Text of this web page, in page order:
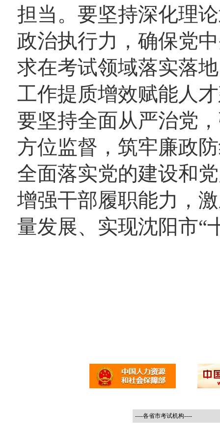
担当。要坚持深化理
政治执行力，确保党
求在考试领域落实落
工作提质增效赋能人
要坚持全面从严治党
方位监督，筑牢廉政
全面落实党的建设和
增强干部履职能力，
量发展、实现沈阳市“